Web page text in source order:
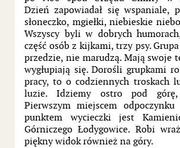
Dzień zapowiadał się wspaniale,
słoneczko, mgiełki, niebieskie
Wszyscy byli w dobrych
część osób z kijkami, trzy psy.
przedzie, nie marudzą. Mają swoje
wygłupiają się. Dorośli grupkami
pracy, to o codziennych troskach
luzie. Idziemy ostro pod górę,
Pierwszym miejscem
punktem wycieczki jest
Górniczego Łodygowice. Robi
piękny widok również na góry.